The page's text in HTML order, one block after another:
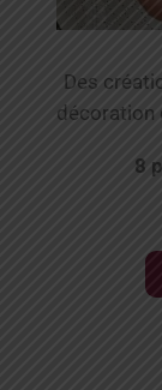
Des
décoration
8